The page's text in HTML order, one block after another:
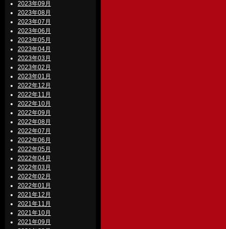
2023年09月
2023年08月
2023年07月
2023年06月
2023年05月
2023年04月
2023年03月
2023年02月
2023年01月
2022年12月
2022年11月
2022年10月
2022年09月
2022年08月
2022年07月
2022年06月
2022年05月
2022年04月
2022年03月
2022年02月
2022年01月
2021年12月
2021年11月
2021年10月
2021年09月